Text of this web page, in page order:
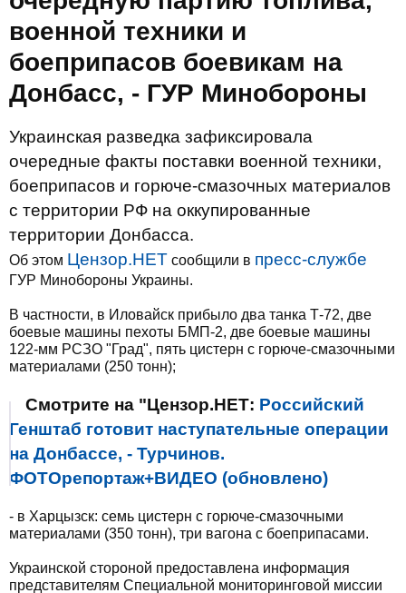
военной техники и
боеприпасов боевикам на
Донбасс, - ГУР Минобороны
Украинская разведка зафиксировала
очередные факты поставки военной техники,
боеприпасов и горюче-смазочных материалов
с территории РФ на оккупированные
территории Донбасса.
Об этом Цензор.НЕТ сообщили в пресс-службе
ГУР Минобороны Украины.
В частности, в Иловайск прибыло два танка Т-72, две
боевые машины пехоты БМП-2, две боевые машины
122-мм РСЗО "Град", пять цистерн с горюче-смазочными
материалами (250 тонн);
Смотрите на "Цензор.НЕТ: Российский
Генштаб готовит наступательные операции
на Донбассе, - Турчинов.
ФОТОрепортаж+ВИДЕО (обновлено)
- в Харцызск: семь цистерн с горюче-смазочными
материалами (350 тонн), три вагона с боеприпасами.
Украинской стороной предоставлена информация
представителям Специальной мониторинговой миссии